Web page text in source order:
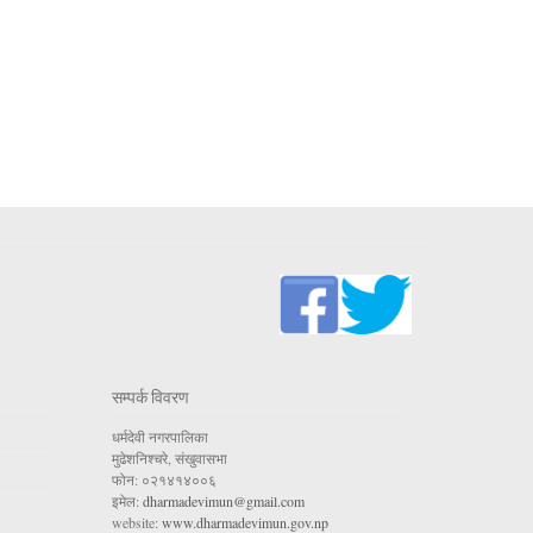
सम्पर्क विवरण
धर्मदेवी नगरपालिका
मुढेशनिश्चरे, संखुवासभा
फोन: ०२१४१४००६
इमेल: dharmadevimun@gmail.com
website: www.dharmadevimun.gov.np